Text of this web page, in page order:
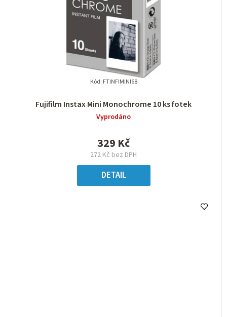
Fujifilm Instax Mini Monochrome 10 ks fotek
Vyprodáno
272 Kč bez DPH
329 Kč
DETAIL
Kód: FTINFIMINI68